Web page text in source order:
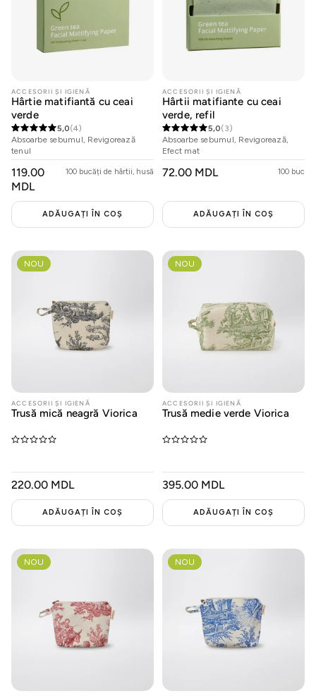
Pentru bărbați
Protecție solară
Rutine
Situationship
ACCESORII ȘI IGIENĂ
Hârtie matifiantă cu ceai
verde
5,0(4)
Absoarbe sebumul, Revigorează
tenul
PREȚ
OBIȘNUIT
119.00
MDL
100 bucăți de hârtii, husă
ADĂUGAȚI ÎN COȘ
ACCESORII ȘI IGIENĂ
Hârtii matifiante cu ceai
verde, refil
5,0(3)
Absoarbe sebumul, Revigorează,
Efect mat
PREȚ
72.00 MDL 100 buc
ADĂUGAȚI ÎN COȘ
NOU
ACCESORII ȘI IGIENĂ
Trusă mică neagră Viorica
PREȚ
220.00 MDL
ADĂUGAȚI ÎN COȘ
NOU
ACCESORII ȘI IGIENĂ
Trusă medie verde Viorica
PREȚ
395.00 MDL
ADĂUGAȚI ÎN COȘ
NOU NOU